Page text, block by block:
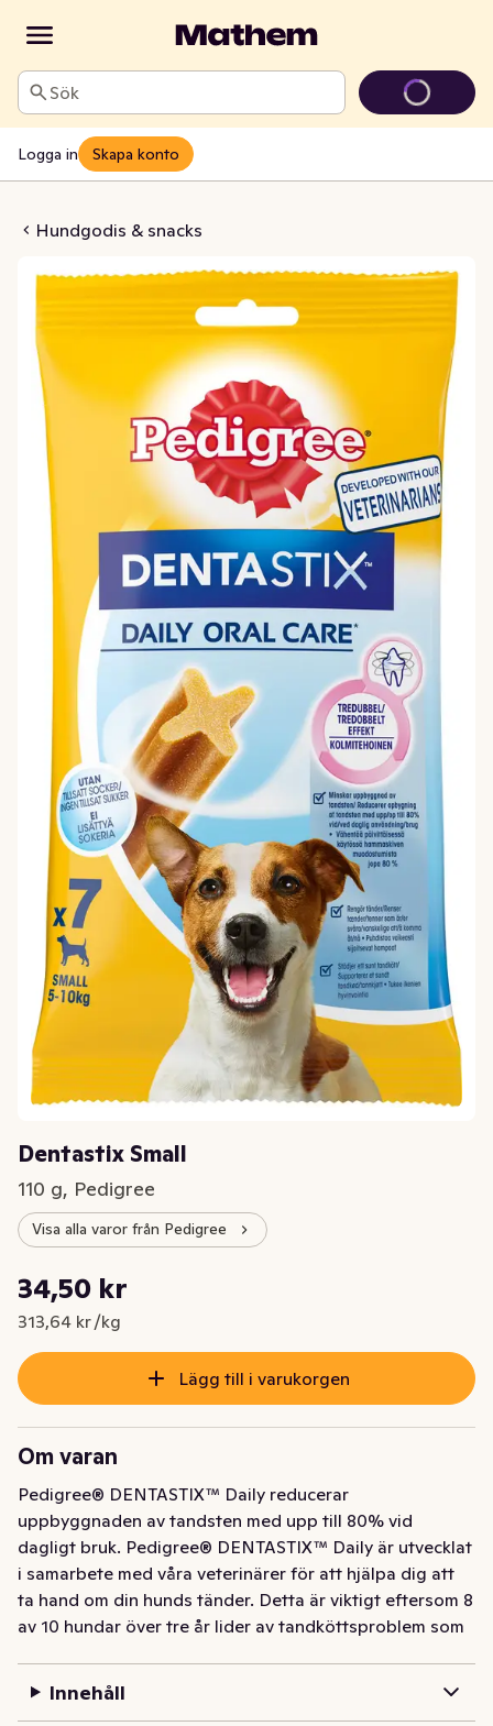
Sök
Logga in Skapa konto
Hundgodis & snacks
Small
Dentastix Small
110 g, Pedigree
Visa alla varor från Pedigree
Nuvarande pris är: 34,50 kr
34,50 kr
313,64 kr /kg
Styckpris: 313,64 kr /kg
Lägg till i varukorgen
Om varan
Pedigree® DENTASTIX™ Daily reducerar
uppbyggnaden av tandsten med upp till 80% vid
dagligt bruk. Pedigree® DENTASTIX™ Daily är utvecklat
i samarbete med våra veterinärer för att hjälpa dig att
ta hand om din hunds tänder. Detta är viktigt eftersom 8
av 10 hundar över tre år lider av tandköttsproblem som
samtidigt som den rengör svåråtkomliga tänder. Det er
Innehåll